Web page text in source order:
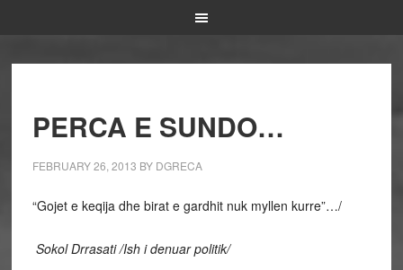
PERCA E SUNDO…
FEBRUARY 26, 2013 BY DGRECA
“Gojet e keqija dhe birat e gardhit nuk myllen kurre”…/
Sokol Drrasati /Ish i denuar politik/